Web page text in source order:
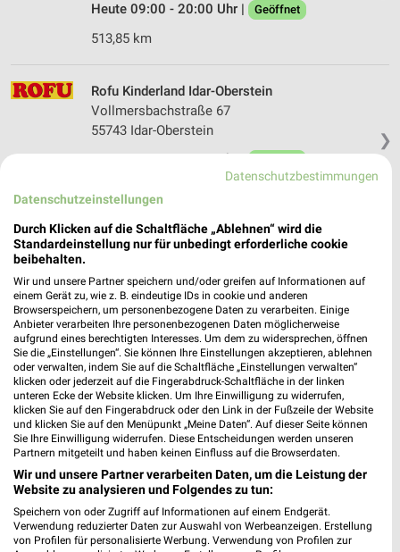
Heute 09:00 - 20:00 Uhr |
Geöffnet
513,85 km
❯
Rofu Kinderland Idar-Oberstein
Vollmersbachstraße 67
55743 Idar-Oberstein
Ernsting's family Gerolstein
54568 Gerolstein
Heute 09:00 - 18:30 Uhr | Geöffnet
533,02 km
Ernsting's family Idar-Oberstein
Hauptstraße 355a
55743 Idar-Oberstein
Heute 09:00 - 19:00 Uhr | Geöffnet
527,39 km
Ernsting's family Hermeskeil
Datenschutzbestimmungen
Datenschutzeinstellungen
Durch Klicken auf die Schaltfläche „Ablehnen“ wird die
Standardeinstellung nur für unbedingt erforderliche cookie
beibehalten.
Wir und unsere Partner speichern und/oder greifen auf Informationen auf
einem Gerät zu, wie z. B. eindeutige IDs in cookie und anderen
Browserspeichern, um personenbezogene Daten zu verarbeiten. Einige
Anbieter verarbeiten Ihre personenbezogenen Daten möglicherweise
aufgrund eines berechtigten Interesses. Um dem zu widersprechen, öffnen
Sie die „Einstellungen“. Sie können Ihre Einstellungen akzeptieren, ablehnen
oder verwalten, indem Sie auf die Schaltfläche „Einstellungen verwalten“
klicken oder jederzeit auf die Fingerabdruck-Schaltfläche in der linken
unteren Ecke der Website klicken. Um Ihre Einwilligung zu widerrufen,
klicken Sie auf den Fingerabdruck oder den Link in der Fußzeile der Website
und klicken Sie auf den Menüpunkt „Meine Daten“. Auf dieser Seite können
Sie Ihre Einwilligung widerrufen. Diese Entscheidungen werden unseren
Partnern mitgeteilt und haben keinen Einfluss auf die Browserdaten.
Wir und unsere Partner verarbeiten Daten, um die Leistung der
Website zu analysieren und Folgendes zu tun:
Speichern von oder Zugriff auf Informationen auf einem Endgerät.
Verwendung reduzierter Daten zur Auswahl von Werbeanzeigen. Erstellung
von Profilen für personalisierte Werbung. Verwendung von Profilen zur